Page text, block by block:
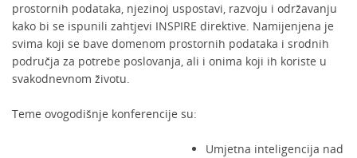
prostornih podataka, njezinoj uspostavi, razvoju i održavanju
kako bi se ispunili zahtjevi INSPIRE direktive. Namijenjena je
svima koji se bave domenom prostornih podataka i srodnih
područja za potrebe poslovanja, ali i onima koji ih koriste u
svakodnevnom životu.
Teme ovogodišnje konferencije su:
Umjetna inteligencija nad